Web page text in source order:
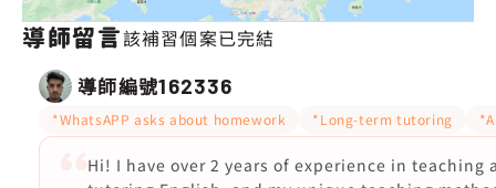
導師留言該補習個案已完結
導師編號162336
*WhatsAPP asks about homework *Long-term tutoring
Hi! I have over 2 years of experience in teaching